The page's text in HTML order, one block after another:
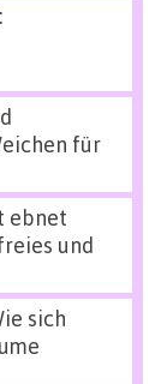
für
ebnet
und
sich